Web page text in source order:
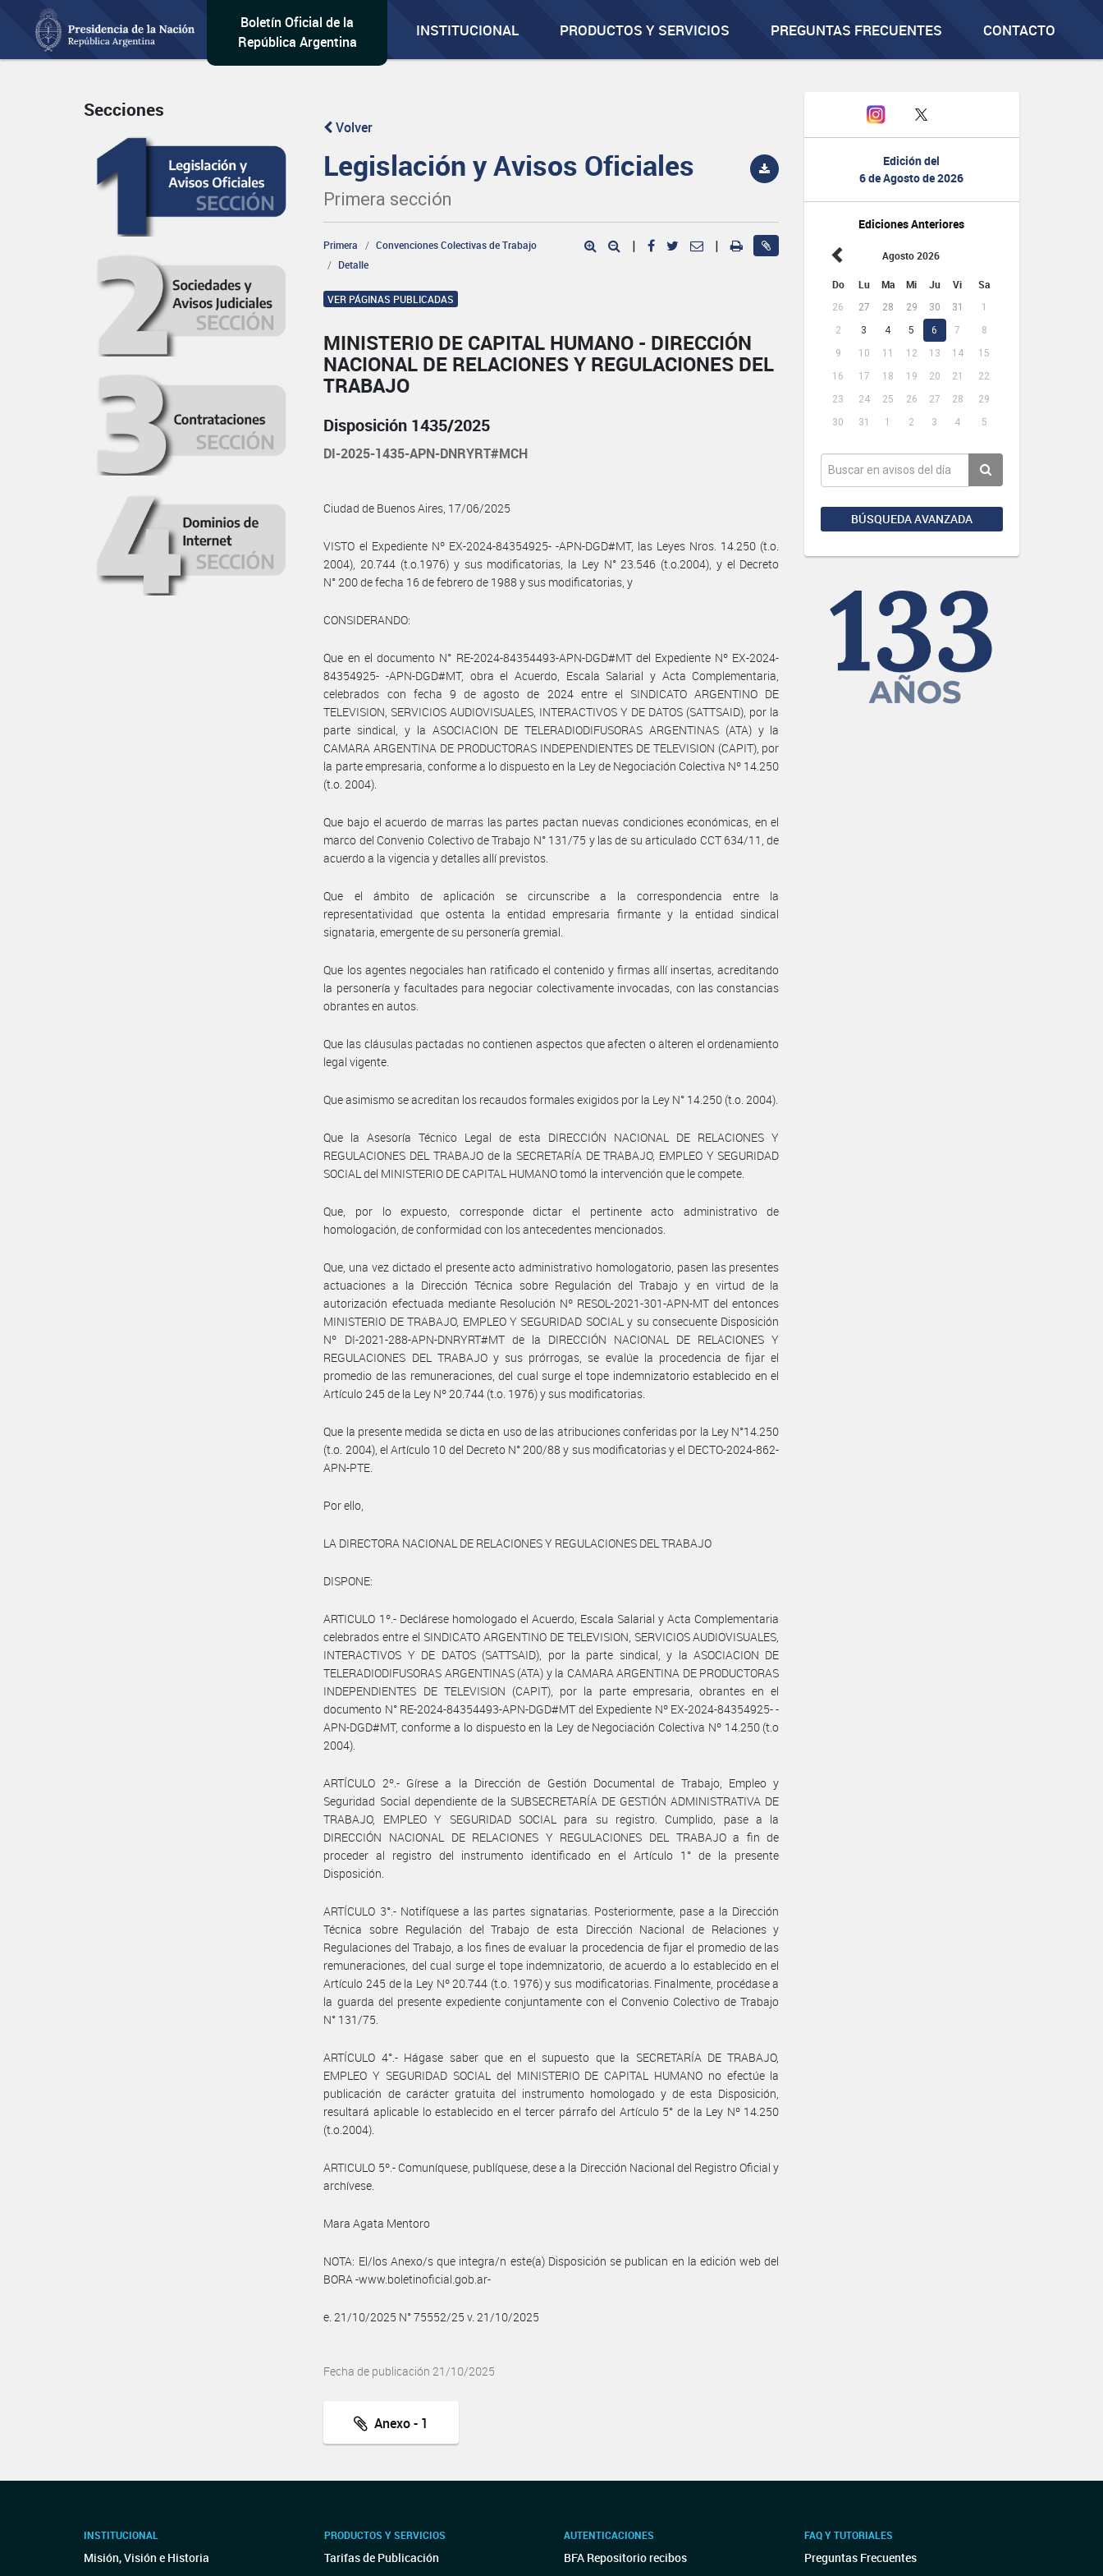
Boletín Oficial de la
República Argentina
INSTITUCIONAL PRODUCTOS Y SERVICIOS PREGUNTAS FRECUENTES CONTACTO
Edición del
6 de Agosto de 2026
Ediciones Anteriores
Agosto 2026
Do Lu Ma Mi Ju Vi Sa
26 27 28 29 30 31
1
2
3 4 5 6 7
8
9
10 11 12 13 14
15
16
17 18 19 20 21
22
23
24 25 26 27 28
29
30
31 1 2 3 4 5
BÚSQUEDA AVANZADA
Secciones
Volver
Legislación y Avisos Oficiales
Primera sección
Primera
Convenciones Colectivas de Trabajo
Detalle
| |
VER PÁGINAS PUBLICADAS
MINISTERIO DE CAPITAL HUMANO - DIRECCIÓN
NACIONAL DE RELACIONES Y REGULACIONES DEL
TRABAJO
Disposición 1435/2025
DI-2025-1435-APN-DNRYRT#MCH
Ciudad de Buenos Aires, 17/06/2025
VISTO el Expediente Nº EX-2024-84354925- -APN-DGD#MT, las Leyes Nros. 14.250 (t.o.
2004), 20.744 (t.o.1976) y sus modificatorias, la Ley N° 23.546 (t.o.2004), y el Decreto
N° 200 de fecha 16 de febrero de 1988 y sus modificatorias, y
CONSIDERANDO:
Que en el documento N° RE-2024-84354493-APN-DGD#MT del Expediente Nº EX-2024-
84354925- -APN-DGD#MT, obra el Acuerdo, Escala Salarial y Acta Complementaria,
celebrados con fecha 9 de agosto de 2024 entre el SINDICATO ARGENTINO DE
TELEVISION, SERVICIOS AUDIOVISUALES, INTERACTIVOS Y DE DATOS (SATTSAID), por la
parte sindical, y la ASOCIACION DE TELERADIODIFUSORAS ARGENTINAS (ATA) y la
CAMARA ARGENTINA DE PRODUCTORAS INDEPENDIENTES DE TELEVISION (CAPIT), por
la parte empresaria, conforme a lo dispuesto en la Ley de Negociación Colectiva Nº 14.250
(t.o. 2004).
Que bajo el acuerdo de marras las partes pactan nuevas condiciones económicas, en el
marco del Convenio Colectivo de Trabajo N° 131/75 y las de su articulado CCT 634/11, de
acuerdo a la vigencia y detalles allí previstos.
Que el ámbito de aplicación se circunscribe a la correspondencia entre la
representatividad que ostenta la entidad empresaria firmante y la entidad sindical
signataria, emergente de su personería gremial.
Que los agentes negociales han ratificado el contenido y firmas allí insertas, acreditando
la personería y facultades para negociar colectivamente invocadas, con las constancias
obrantes en autos.
Que las cláusulas pactadas no contienen aspectos que afecten o alteren el ordenamiento
legal vigente.
Que asimismo se acreditan los recaudos formales exigidos por la Ley N° 14.250 (t.o. 2004).
Que la Asesoría Técnico Legal de esta DIRECCIÓN NACIONAL DE RELACIONES Y
REGULACIONES DEL TRABAJO de la SECRETARÍA DE TRABAJO, EMPLEO Y SEGURIDAD
SOCIAL del MINISTERIO DE CAPITAL HUMANO tomó la intervención que le compete.
Que, por lo expuesto, corresponde dictar el pertinente acto administrativo de
homologación, de conformidad con los antecedentes mencionados.
Que, una vez dictado el presente acto administrativo homologatorio, pasen las presentes
actuaciones a la Dirección Técnica sobre Regulación del Trabajo y en virtud de la
autorización efectuada mediante Resolución Nº RESOL-2021-301-APN-MT del entonces
MINISTERIO DE TRABAJO, EMPLEO Y SEGURIDAD SOCIAL y su consecuente Disposición
Nº DI-2021-288-APN-DNRYRT#MT de la DIRECCIÓN NACIONAL DE RELACIONES Y
REGULACIONES DEL TRABAJO y sus prórrogas, se evalúe la procedencia de fijar el
promedio de las remuneraciones, del cual surge el tope indemnizatorio establecido en el
Artículo 245 de la Ley Nº 20.744 (t.o. 1976) y sus modificatorias.
Que la presente medida se dicta en uso de las atribuciones conferidas por la Ley N°14.250
(t.o. 2004), el Artículo 10 del Decreto N° 200/88 y sus modificatorias y el DECTO-2024-862-
APN-PTE.
Por ello,
LA DIRECTORA NACIONAL DE RELACIONES Y REGULACIONES DEL TRABAJO
DISPONE:
ARTICULO 1º.- Declárese homologado el Acuerdo, Escala Salarial y Acta Complementaria
celebrados entre el SINDICATO ARGENTINO DE TELEVISION, SERVICIOS AUDIOVISUALES,
INTERACTIVOS Y DE DATOS (SATTSAID), por la parte sindical, y la ASOCIACION DE
TELERADIODIFUSORAS ARGENTINAS (ATA) y la CAMARA ARGENTINA DE PRODUCTORAS
INDEPENDIENTES DE TELEVISION (CAPIT), por la parte empresaria, obrantes en el
documento N° RE-2024-84354493-APN-DGD#MT del Expediente Nº EX-2024-84354925- -
APN-DGD#MT, conforme a lo dispuesto en la Ley de Negociación Colectiva Nº 14.250 (t.o
2004).
ARTÍCULO 2º.- Gírese a la Dirección de Gestión Documental de Trabajo, Empleo y
Seguridad Social dependiente de la SUBSECRETARÍA DE GESTIÓN ADMINISTRATIVA DE
TRABAJO, EMPLEO Y SEGURIDAD SOCIAL para su registro. Cumplido, pase a la
DIRECCIÓN NACIONAL DE RELACIONES Y REGULACIONES DEL TRABAJO a fin de
proceder al registro del instrumento identificado en el Artículo 1° de la presente
Disposición.
ARTÍCULO 3°.- Notifíquese a las partes signatarias. Posteriormente, pase a la Dirección
Técnica sobre Regulación del Trabajo de esta Dirección Nacional de Relaciones y
Regulaciones del Trabajo, a los fines de evaluar la procedencia de fijar el promedio de las
remuneraciones, del cual surge el tope indemnizatorio, de acuerdo a lo establecido en el
Artículo 245 de la Ley Nº 20.744 (t.o. 1976) y sus modificatorias. Finalmente, procédase a
la guarda del presente expediente conjuntamente con el Convenio Colectivo de Trabajo
N° 131/75.
ARTÍCULO 4°.- Hágase saber que en el supuesto que la SECRETARÍA DE TRABAJO,
EMPLEO Y SEGURIDAD SOCIAL del MINISTERIO DE CAPITAL HUMANO no efectúe la
publicación de carácter gratuita del instrumento homologado y de esta Disposición,
resultará aplicable lo establecido en el tercer párrafo del Artículo 5° de la Ley Nº 14.250
(t.o.2004).
ARTICULO 5º.- Comuníquese, publíquese, dese a la Dirección Nacional del Registro Oficial y
archívese.
Mara Agata Mentoro
NOTA: El/los Anexo/s que integra/n este(a) Disposición se publican en la edición web del
BORA -www.boletinoficial.gob.ar-
e. 21/10/2025 N° 75552/25 v. 21/10/2025
Fecha de publicación 21/10/2025
Anexo - 1
INSTITUCIONAL
Misión, Visión e Historia
PRODUCTOS Y SERVICIOS
Tarifas de Publicación
AUTENTICACIONES
BFA Repositorio recibos
FAQ Y TUTORIALES
Preguntas Frecuentes